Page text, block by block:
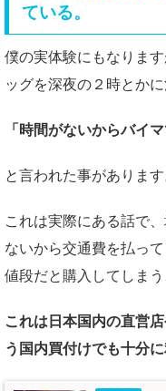
ている。
僕の実体験にもなりま
ッグを深夜の２時とか
「時間がないからバイ
と言われた事があります
これは実際にある話で
ないから交通費を払っ
値段だと購入してしま
これは日本国内の直営
う 国内買付けでも十分